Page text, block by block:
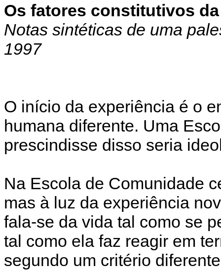
Os fatores constitutivos
Notas sintéticas de uma
1997
O início da experiência é o
humana diferente. Uma
prescindisse disso seria
Na Escola de Comunidade
mas à luz da experiência
fala-se da vida tal como se
tal como ela faz reagir em
segundo um critério